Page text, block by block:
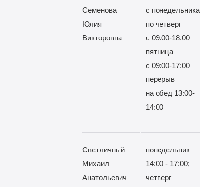
Семенова
Юлия
Викторовна
с понедельника
по четверг
с 09:00-18:00
пятница
с 09:00-17:00
перерыв
на обед 13:00-
14:00
Светличный
Михаил
Анатольевич
понедельник
14:00 - 17:00;
четверг